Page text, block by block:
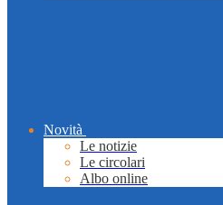
Novità
Le notizie
Le circolari
Albo online